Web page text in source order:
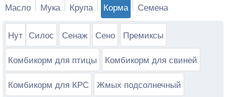
Масло
Мука Крупа Корма Семена
Нут Силос Сенаж Сено
Премиксы
Комбикорм для птицы
Комбикорм для свиней
Комбикорм для КРС
Жмых подсолнечный